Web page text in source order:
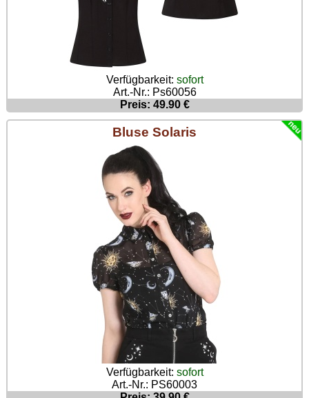
Verfügbarkeit: sofort
Art.-Nr.: Ps60056
Preis: 49.90 €
Bluse Solaris
Verfügbarkeit: sofort
Art.-Nr.: PS60003